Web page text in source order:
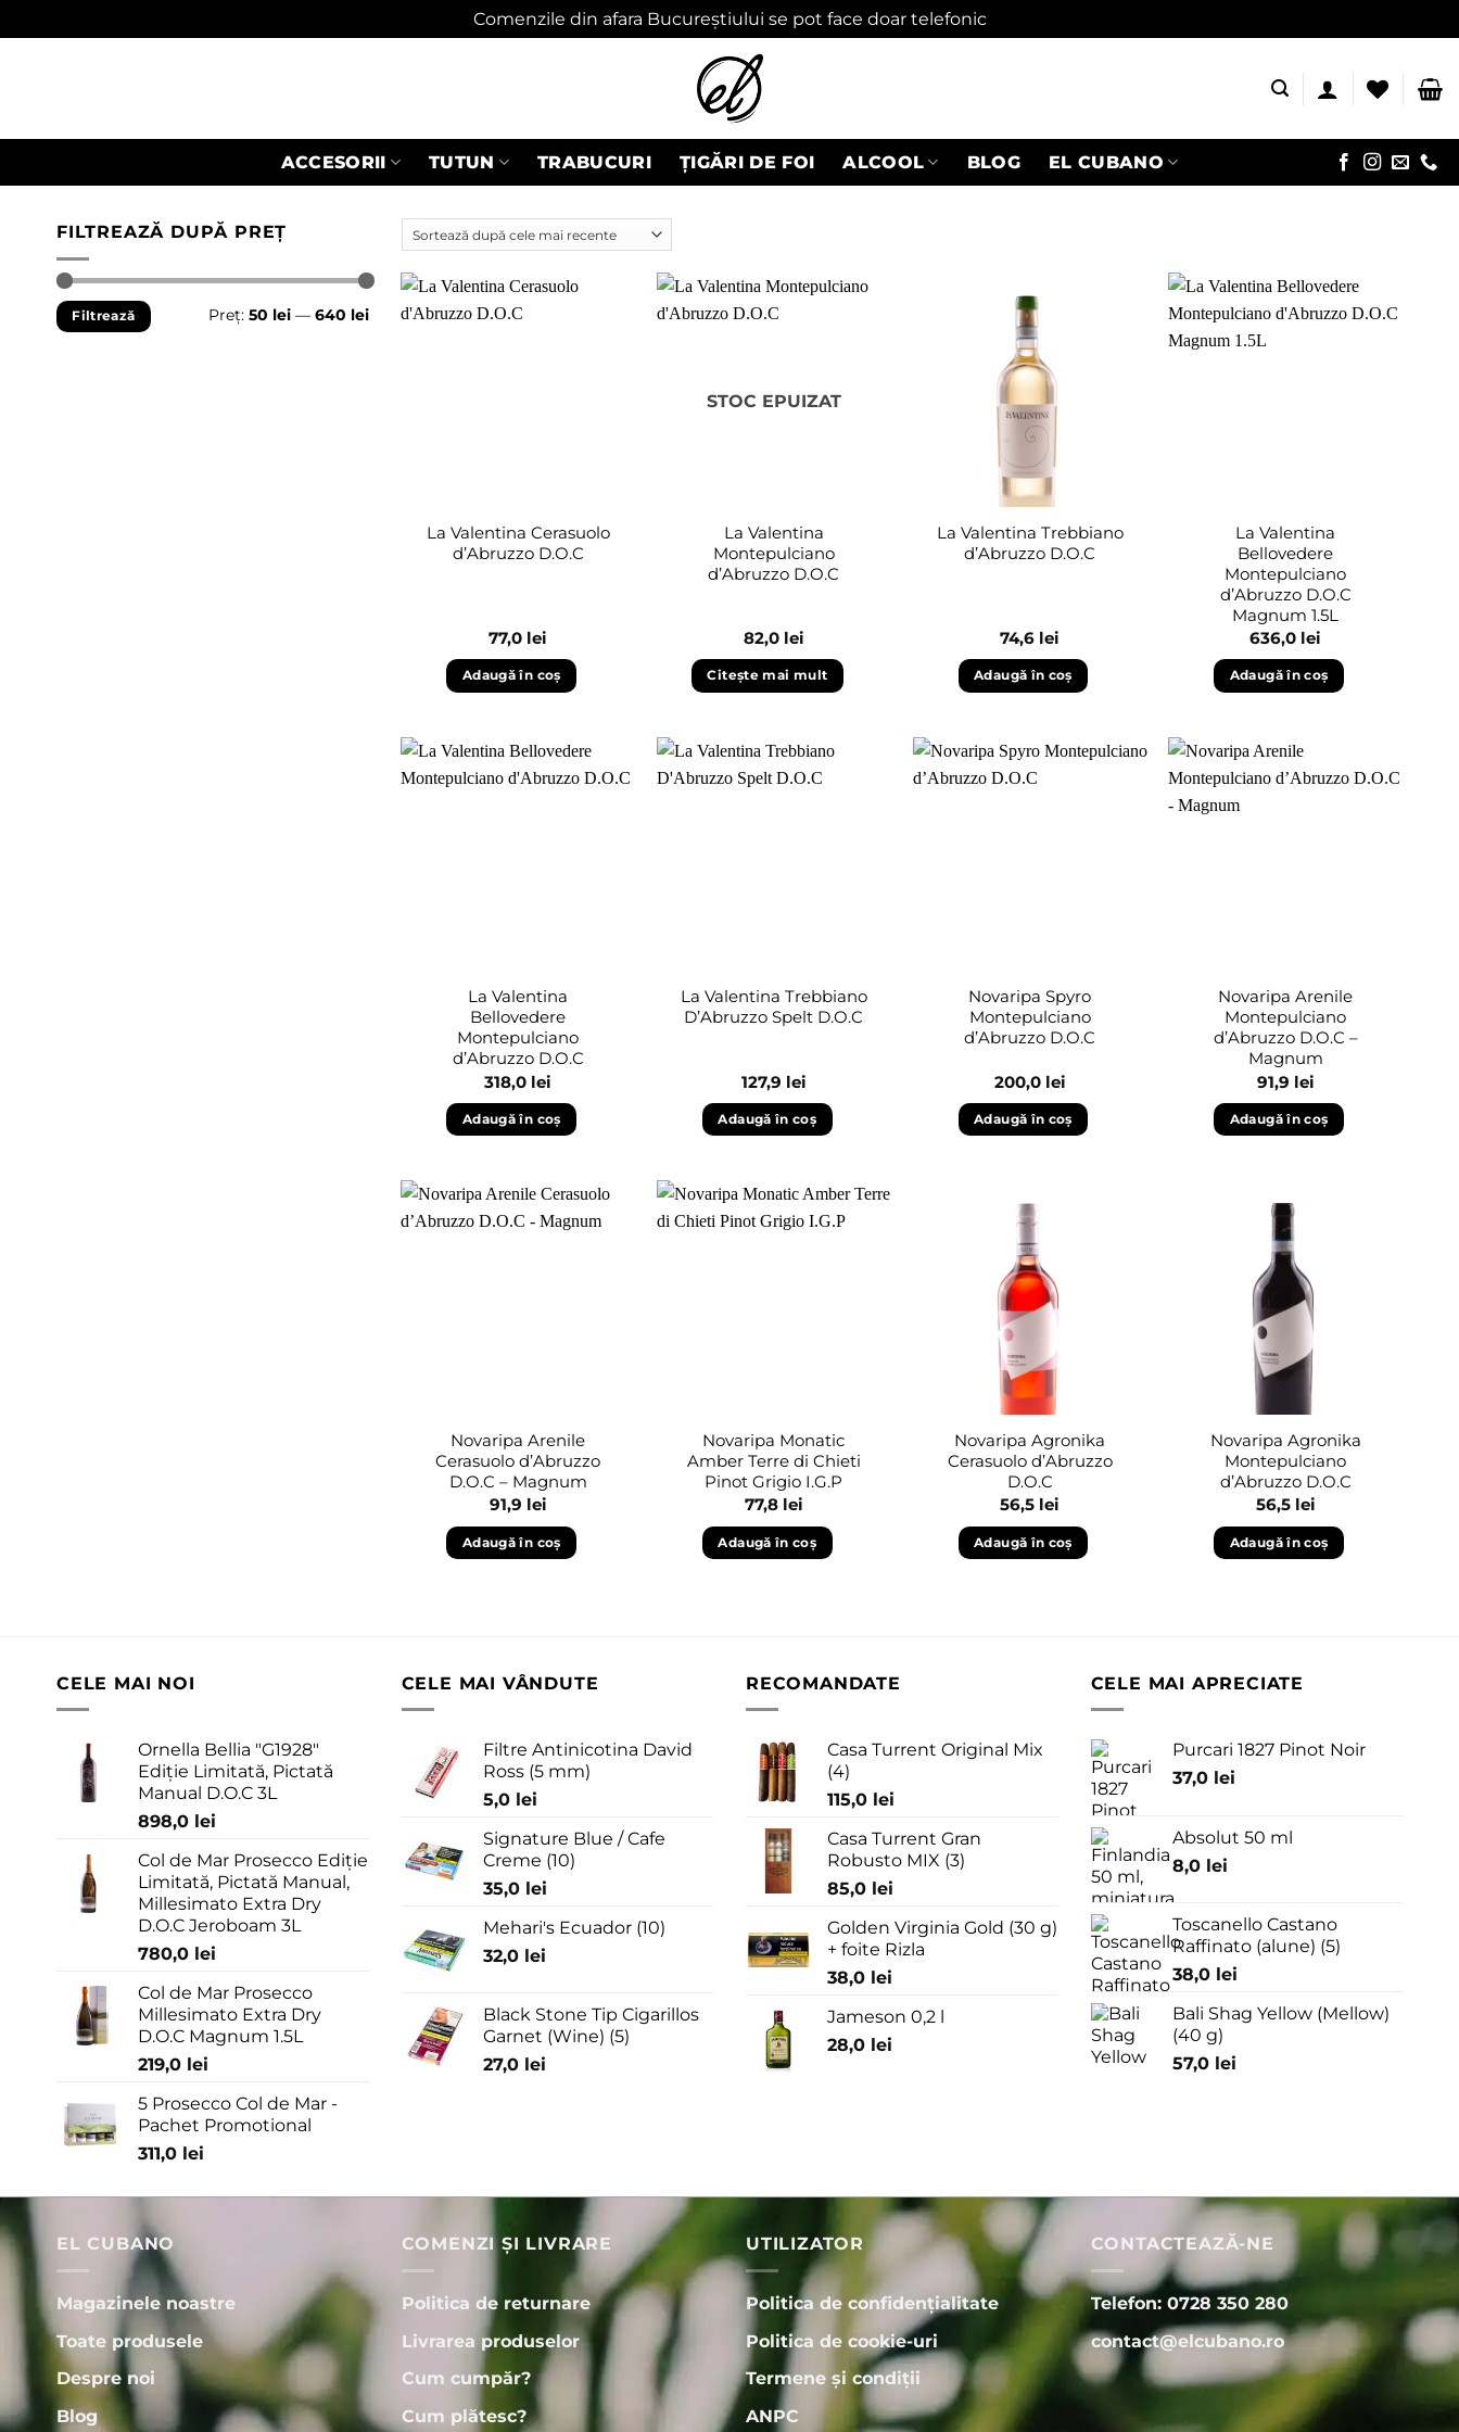
Comenzile din afara Bucureștiului se pot face doar telefonic
ACCESORII TUTUN TRABUCURI ȚIGĂRI DE FOI ALCOOL BLOG EL CUBANO
FILTREAZĂ DUPĂ PREȚ
Preț
minim
Preț
maxim
Filtrează Preț: 50 lei— 640 lei
La Valentina Cerasuolo
d’Abruzzo D.O.C
77,0 lei
Adaugă în coș
STOC EPUIZAT
La Valentina
Montepulciano
d’Abruzzo D.O.C
82,0 lei
Citește mai mult
La Valentina Trebbiano
d’Abruzzo D.O.C
74,6 lei
Adaugă în coș
La Valentina
Bellovedere
Montepulciano
d’Abruzzo D.O.C
Magnum 1.5L
636,0 lei
Adaugă în coș
La Valentina
Bellovedere
Montepulciano
d’Abruzzo D.O.C
318,0 lei
Adaugă în coș
La Valentina Trebbiano
D’Abruzzo Spelt D.O.C
127,9 lei
Adaugă în coș
Novaripa Spyro
Montepulciano
d’Abruzzo D.O.C
200,0 lei
Adaugă în coș
Novaripa Arenile
Montepulciano
d’Abruzzo D.O.C –
Magnum
91,9 lei
Adaugă în coș
Novaripa Arenile
Cerasuolo d’Abruzzo
D.O.C – Magnum
91,9 lei
Adaugă în coș
Novaripa Monatic
Amber Terre di Chieti
Pinot Grigio I.G.P
77,8 lei
Adaugă în coș
Novaripa Agronika
Cerasuolo d’Abruzzo
D.O.C
56,5 lei
Adaugă în coș
Novaripa Agronika
Montepulciano
d’Abruzzo D.O.C
56,5 lei
Adaugă în coș
CELE MAI NOI
Ornella Bellia "G1928"
Ediție Limitată, Pictată
Manual D.O.C 3L
898,0 lei
Col de Mar Prosecco Ediție
Limitată, Pictată Manual,
Millesimato Extra Dry
D.O.C Jeroboam 3L
780,0 lei
Col de Mar Prosecco
Millesimato Extra Dry
D.O.C Magnum 1.5L
219,0 lei
5 Prosecco Col de Mar -
Pachet Promotional
311,0 lei
CELE MAI VÂNDUTE
Filtre Antinicotina David
Ross (5 mm)
5,0 lei
Signature Blue / Cafe
Creme (10)
35,0 lei
Mehari's Ecuador (10)
32,0 lei
Black Stone Tip Cigarillos
Garnet (Wine) (5)
27,0 lei
RECOMANDATE
Casa Turrent Original Mix
(4)
115,0 lei
Casa Turrent Gran
Robusto MIX (3)
85,0 lei
Golden Virginia Gold (30 g)
+ foite Rizla
38,0 lei
Jameson 0,2 l
28,0 lei
CELE MAI APRECIATE
Purcari 1827 Pinot Noir
37,0 lei
Absolut 50 ml
8,0 lei
Toscanello Castano
Raffinato (alune) (5)
38,0 lei
Bali Shag Yellow (Mellow)
(40 g)
57,0 lei
EL CUBANO
Magazinele noastre
Toate produsele
Despre noi
Blog
COMENZI ȘI LIVRARE
Politica de returnare
Livrarea produselor
Cum cumpăr?
Cum plătesc?
UTILIZATOR
Politica de confidențialitate
Politica de cookie-uri
Termene și condiții
ANPC
CONTACTEAZĂ-NE
Telefon: 0728 350 280
contact@elcubano.ro